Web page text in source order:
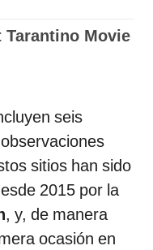
seis
sitios han sido
2015 por la
, y, de manera
ocasión en